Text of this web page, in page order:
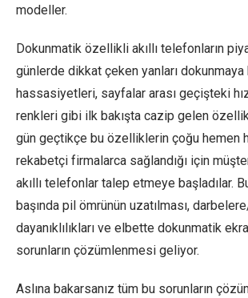
modeller.
Dokunmatik özellikli akıllı telefonların
günlerde dikkat çeken yanları dokunmaya
hassasiyetleri, sayfalar arası geçişteki
renkleri gibi ilk bakışta cazip gelen
gün geçtikçe bu özelliklerin çoğu hemen
rekabetçi firmalarca sağlandığı için
akıllı telefonlar talep etmeye başladılar.
başında pil ömrünün uzatılması,
dayanıklılıkları ve elbette dokunmatik
sorunların çözümlenmesi geliyor.
Aslına bakarsanız tüm bu sorunların